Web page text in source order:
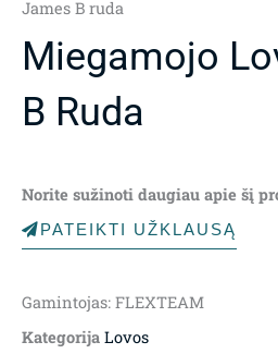
James B ruda
Miegamojo
B Ruda
Norite sužinoti daugiau apie šį
PATEIKTI UŽKLAUSĄ
Gamintojas: FLEXTEAM
Kategorija Lovos